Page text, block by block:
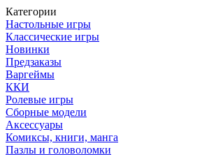
Категории
Настольные игры
Классические игры
Новинки
Предзаказы
Варгеймы
ККИ
Ролевые игры
Сборные модели
Аксессуары
Комиксы, книги, манга
Пазлы и головоломки